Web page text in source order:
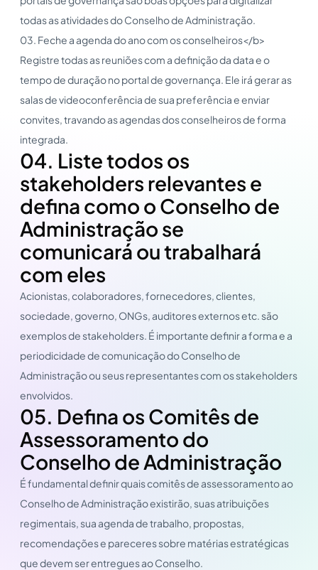
todas as atividades do Conselho de Administração.
03. Feche a agenda do ano com os conselheiros</b>
Registre todas as reuniões com a definição da data e o
tempo de duração no portal de governança. Ele irá gerar as
salas de videoconferência de sua preferência e enviar
convites, travando as agendas dos conselheiros de forma
integrada.
04. Liste todos os
stakeholders relevantes e
defina como o Conselho de
Administração se
comunicará ou trabalhará
com eles
Acionistas, colaboradores, fornecedores, clientes,
sociedade, governo, ONGs, auditores externos etc. são
exemplos de stakeholders. É importante definir a forma e a
periodicidade de comunicação do Conselho de
Administração ou seus representantes com os stakeholders
envolvidos.
05. Defina os Comitês de
Assessoramento do
Conselho de Administração
É fundamental definir quais comitês de assessoramento ao
Conselho de Administração existirão, suas atribuições
regimentais, sua agenda de trabalho, propostas,
recomendações e pareceres sobre matérias estratégicas
que devem ser entregues ao Conselho.